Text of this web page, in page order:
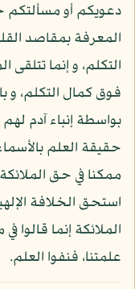
دعويكم أو مسألتكم
المعرفة بمقاصد
التكلم، و إنما
فوق كمال التكلم،
بواسطة إنباء آدم
حقيقة العلم
ممكنا في حق
استحق الخلافة
الملائكة إنما قالوا
علمتنا، فنفوا العلم.